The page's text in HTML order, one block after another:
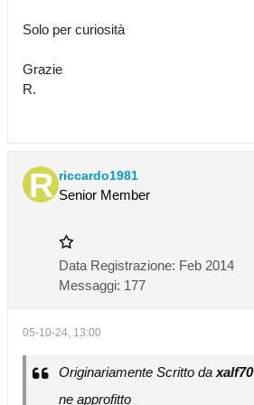
Solo per curiosità
Grazie
R.
riccardo1981
Senior Member
Data Registrazione: Feb 2014
Messaggi: 177
05-10-24, 13:00
Originariamente Scritto da xalf70
ne approfitto